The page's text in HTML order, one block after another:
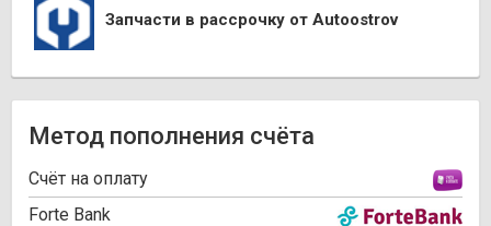
Запчасти в рассрочку от Autoostrov
Метод пополнения счёта
Cчёт на оплату
Forte Bank